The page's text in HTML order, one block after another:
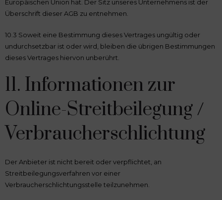
Europäischen Union hat. Der Sitz unseres Unternehmens ist der
Überschrift dieser AGB zu entnehmen.
10.3 Soweit eine Bestimmung dieses Vertrages ungültig oder
undurchsetzbar ist oder wird, bleiben die übrigen Bestimmungen
dieses Vertrages hiervon unberührt.
11. Informationen zur
Online-Streitbeilegung /
Verbraucherschlichtung
Der Anbieter ist nicht bereit oder verpflichtet, an
Streitbeilegungsverfahren vor einer
Verbraucherschlichtungsstelle teilzunehmen.